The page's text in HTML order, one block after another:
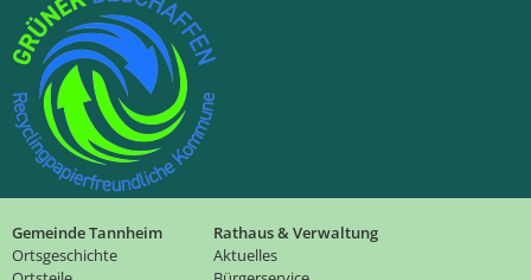
Gemeinde Tannheim
Ortsgeschichte
Rathaus & Verwaltung
Aktuelles